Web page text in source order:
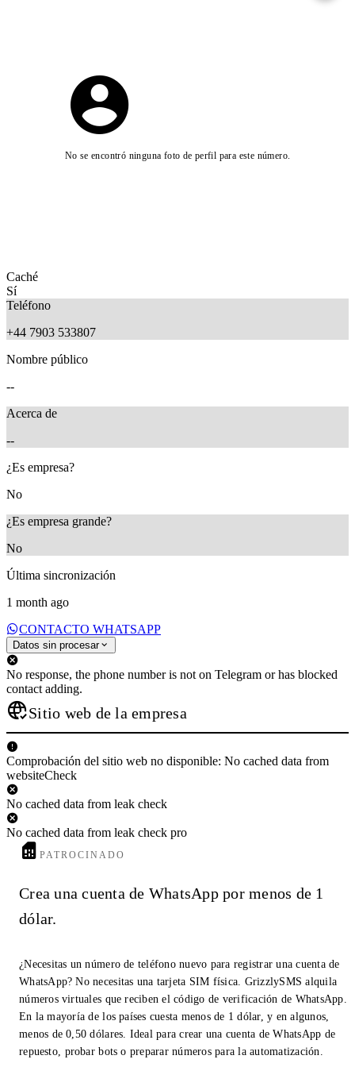
No se encontró ninguna foto de perfil para este número.
Caché
Sí
Teléfono
+44 7903 533807
Nombre público
--
Acerca de
--
¿Es empresa?
No
¿Es empresa grande?
No
Última sincronización
1 month ago
CONTACTO WHATSAPP
Datos sin procesar
No response, the phone number is not on Telegram or has blocked
contact adding.
Sitio web de la empresa
Comprobación del sitio web no disponible: No cached data from
websiteCheck
No cached data from leak check
No cached data from leak check pro
PATROCINADO
Crea una cuenta de WhatsApp por menos de 1
dólar.
¿Necesitas un número de teléfono nuevo para registrar una cuenta de
WhatsApp? No necesitas una tarjeta SIM física. GrizzlySMS alquila
números virtuales que reciben el código de verificación de WhatsApp.
En la mayoría de los países cuesta menos de 1 dólar, y en algunos,
menos de 0,50 dólares. Ideal para crear una cuenta de WhatsApp de
repuesto, probar bots o preparar números para la automatización.